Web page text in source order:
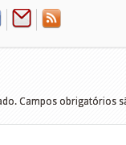
Campos obrigatórios